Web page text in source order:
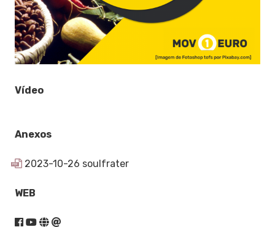
Vídeo
Anexos
PDF 2023-10-26 soulfrater
WEB